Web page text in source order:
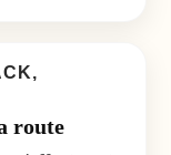
route